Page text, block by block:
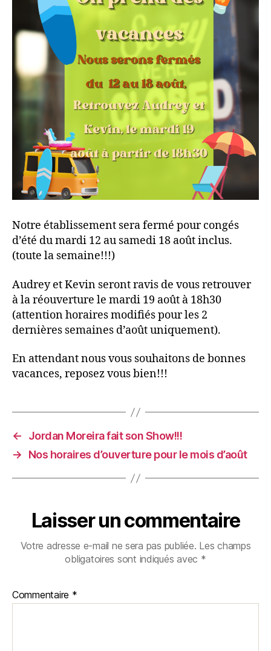
Notre établissement sera fermé pour congés
d’été du mardi 12 au samedi 18 août inclus.
(toute la semaine!!!)
Audrey et Kevin seront ravis de vous retrouver
à la réouverture le mardi 19 août à 18h30
(attention horaires modifiés pour les 2
dernières semaines d’août uniquement).
En attendant nous vous souhaitons de bonnes
vacances, reposez vous bien!!!
←
Jordan Moreira fait son Show!!!
→
Nos horaires d’ouverture pour le mois d’août
Laisser un commentaire
Votre adresse e-mail ne sera pas publiée. Les champs
obligatoires sont indiqués avec *
Commentaire *